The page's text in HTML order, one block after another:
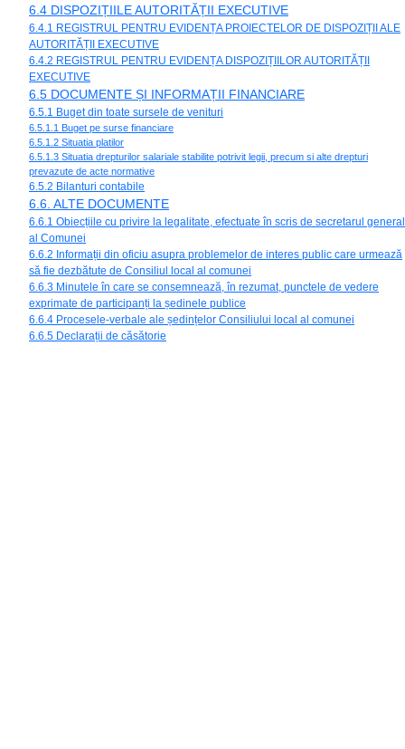
6.4 DISPOZIȚIILE AUTORITĂȚII EXECUTIVE
6.4.1 REGISTRUL PENTRU EVIDENȚA PROIECTELOR DE DISPOZIȚII ALE
AUTORITĂȚII EXECUTIVE
6.4.2 REGISTRUL PENTRU EVIDENȚA DISPOZIȚIILOR AUTORITĂȚII
EXECUTIVE
6.5 DOCUMENTE ȘI INFORMAȚII FINANCIARE
6.5.1 Buget din toate sursele de venituri
6.5.1.1 Buget pe surse financiare
6.5.1.2 Situatia platilor
6.5.1.3 Situatia drepturilor salariale stabilite potrivit legii, precum si alte drepturi
prevazute de acte normative
6.5.2 Bilanturi contabile
6.6. ALTE DOCUMENTE
6.6.1 Obiecțiile cu privire la legalitate, efectuate în scris de secretarul general
al Comunei
6.6.2 Informații din oficiu asupra problemelor de interes public care urmează
să fie dezbătute de Consiliul local al comunei
6.6.3 Minutele în care se consemnează, în rezumat, punctele de vedere
exprimate de participanți la ședinele publice
6.6.4 Procesele-verbale ale ședințelor Consiliului local al comunei
6.6.5 Declarații de căsătorie